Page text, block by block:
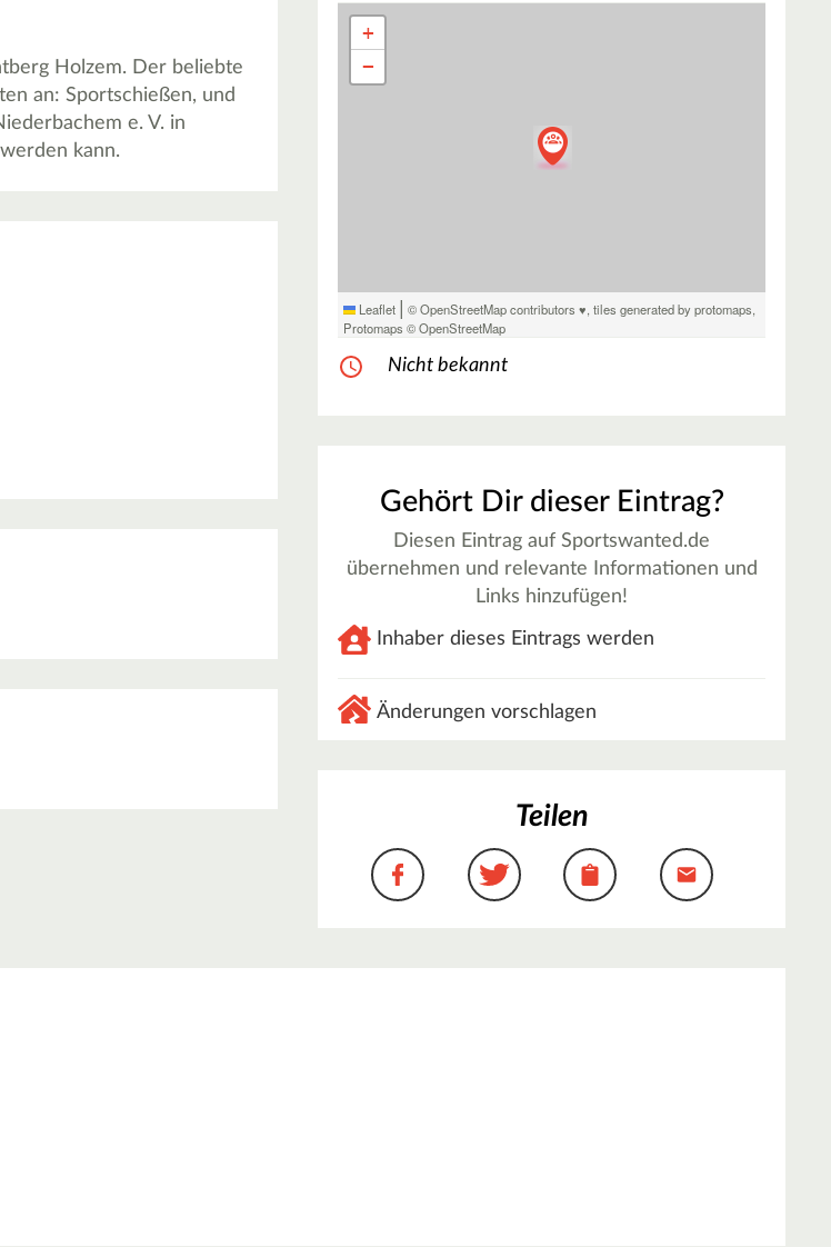
Holzem. Der beliebte
an: Sportschießen, und
e. V. in
kann.
+
−
Leaflet | © OpenStreetMap contributors ♥,tiles generated by protomaps,
Protomaps ©OpenStreetMap
Nicht bekannt
Gehört Dir dieser Eintrag?
Diesen Eintrag auf Sportswanted.de
übernehmen und relevante Informationen und
Links hinzufügen!
Inhaber dieses Eintrags werden
Änderungen vorschlagen
Teilen